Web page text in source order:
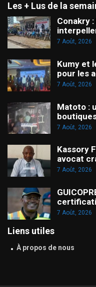
Les + Lus de la
Conakry
7 Août, 2026
Kumy et
pour les
7 Août, 2026
Matoto :
7 Août, 2026
Kassory
avocat
7 Août, 2026
7 Août, 2026
Liens utiles
À propos de nous